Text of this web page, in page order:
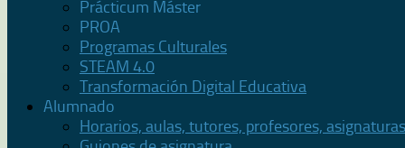
Prácticum Máster
PROA
Programas Culturales
STEAM 4.0
Transformación Digital Educativa
Alumnado
Horarios, aulas, tutores, profesores, asignaturas